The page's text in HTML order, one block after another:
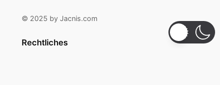
© 2025 by Jacnis.com
Rechtliches